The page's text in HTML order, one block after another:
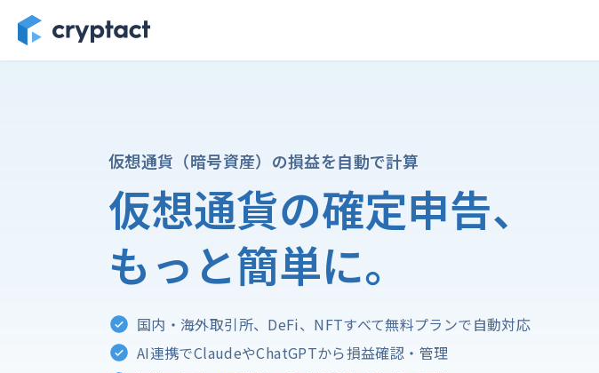
仮想通貨（暗号資産）の損益を自動で計算
仮想通貨の確定申告、
もっと簡単に。
国内・海外取引所、DeFi、NFTすべて無料プランで自動対応
AI連携でClaudeやChatGPTから損益確認・管理